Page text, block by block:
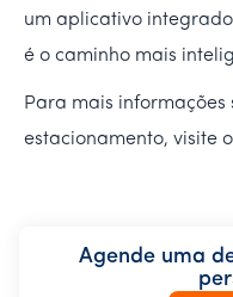
um aplicativo
é o caminho mais
Para mais
estacionamento, visite o
Agende uma